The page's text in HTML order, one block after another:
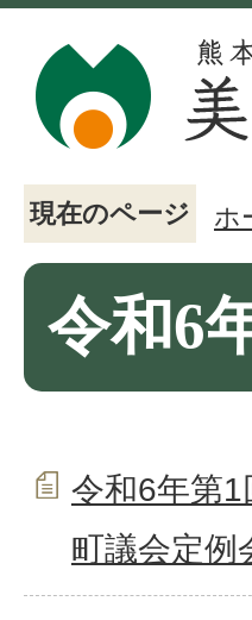
現在のページ ホ
令和6
令和6年第1
町議会定例